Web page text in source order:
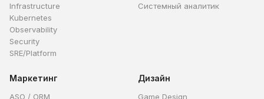
Infrastructure
Kubernetes
Observability
Security
SRE/Platform
Системный аналитик
Маркетинг
ASO / ORM
Дизайн
Game Design